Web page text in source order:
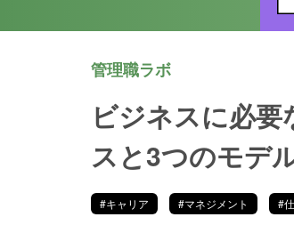
管理職ラボ
ビジネスに必
スと3つのモデ
#キャリア #マネジメント #